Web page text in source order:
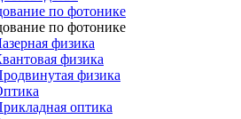
по фотонике
по фотонике
физика
физика
физика
оптика